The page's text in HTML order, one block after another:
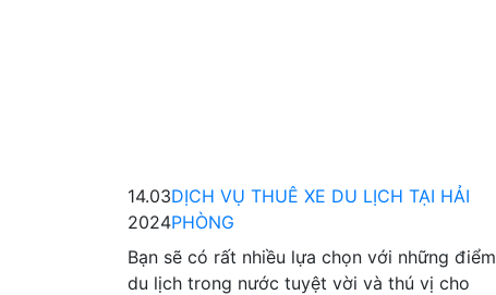
14.03
2024
DỊCH VỤ THUÊ XE DU LỊCH TẠI HẢI
PHÒNG
Bạn sẽ có rất nhiều lựa chọn với những điểm
du lịch trong nước tuyệt vời và thú vị cho